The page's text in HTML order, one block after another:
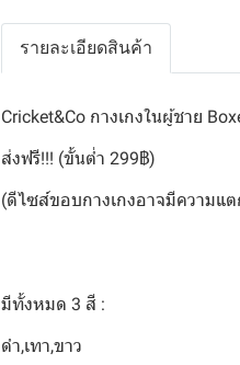
รายละเอียดสินค้า
Cricket&Co กางเกงในผู้ชาย
ส่งฟรี!!! (ขั้นต่ำ 299฿)
(ดีไซส์ขอบกางเกงอาจมีความแ
มีทั้งหมด 3 สี :
ดำ,เทา,ขาว